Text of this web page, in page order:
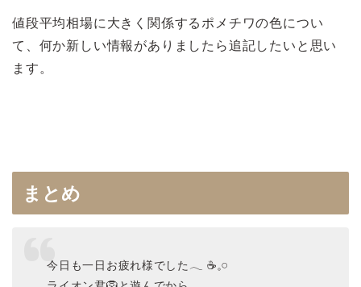
値段平均相場に大きく関係するポメチワの色につい
て、何か新しい情報がありましたら追記したいと思い
ます。
まとめ
今日も一日お疲れ様でした𓂃 ☕️𓈒𓏸